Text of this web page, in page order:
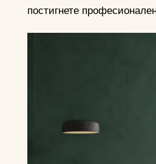
постигнете